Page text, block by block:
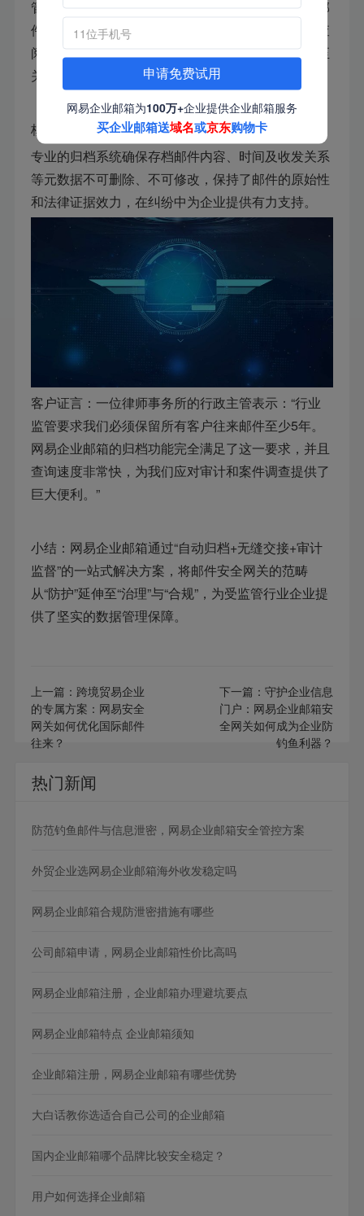
管理员拥有独立的审计账号，可对归档库中的所有邮
件进行内容、时间、收发件人等多维度条件检索和查
阅。这一功能对于内部调查、风险控制和合规审查至
关重要。
核心功能四：防篡改与法律效力
专业的归档系统确保存档邮件内容、时间及收发关系
等元数据不可删除、不可修改，保持了邮件的原始性
和法律证据效力，在纠纷中为企业提供有力支持。
客户证言：一位律师事务所的行政主管表示：“行业
监管要求我们必须保留所有客户往来邮件至少5年。
网易企业邮箱的归档功能完全满足了这一要求，并且
查询速度非常快，为我们应对审计和案件调查提供了
巨大便利。”
小结：网易企业邮箱通过“自动归档+无缝交接+审计
监督”的一站式解决方案，将邮件安全网关的范畴
从“防护”延伸至“治理”与“合规”，为受监管行业企业提
供了坚实的数据管理保障。
上一篇： 跨境贸易企业
的专属方案：网易安全
网关如何优化国际邮件
往来？
下一篇：守护企业信息
门户：网易企业邮箱安
全网关如何成为企业防
钓鱼利器？
热门新闻
防范钓鱼邮件与信息泄密，网易企业邮箱安全管控方案
外贸企业选网易企业邮箱海外收发稳定吗
网易企业邮箱合规防泄密措施有哪些
公司邮箱申请，网易企业邮箱性价比高吗
网易企业邮箱注册，企业邮箱办理避坑要点
网易企业邮箱特点 企业邮箱须知
企业邮箱注册，网易企业邮箱有哪些优势
大白话教你选适合自己公司的企业邮箱
国内企业邮箱哪个品牌比较安全稳定？
用户如何选择企业邮箱
申请免费试用
网易企业邮箱为100万+企业提供企业邮箱服务
买企业邮箱送域名或京东购物卡